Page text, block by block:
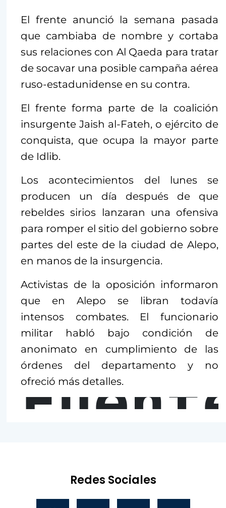
El frente anunció la semana pasada
que cambiaba de nombre y cortaba
sus relaciones con Al Qaeda para tratar
de socavar una posible campaña aérea
ruso-estadunidense en su contra.
El frente forma parte de la coalición
insurgente Jaish al-Fateh, o ejército de
conquista, que ocupa la mayor parte
de Idlib.
Los acontecimientos del lunes se
producen un día después de que
rebeldes sirios lanzaran una ofensiva
para romper el sitio del gobierno sobre
partes del este de la ciudad de Alepo,
en manos de la insurgencia.
Activistas de la oposición informaron
que en Alepo se libran todavía
intensos combates. El funcionario
militar habló bajo condición de
anonimato en cumplimiento de las
órdenes del departamento y no
ofreció más detalles.
Redes Sociales